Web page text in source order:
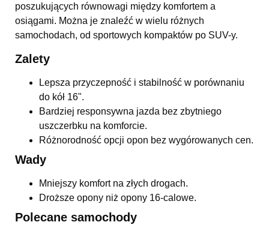
poszukujących równowagi między komfortem a
osiągami. Można je znaleźć w wielu różnych
samochodach, od sportowych kompaktów po SUV-y.
Zalety
Lepsza przyczepność i stabilność w porównaniu
do kół 16".
Bardziej responsywna jazda bez zbytniego
uszczerbku na komforcie.
Różnorodność opcji opon bez wygórowanych cen.
Wady
Mniejszy komfort na złych drogach.
Droższe opony niż opony 16-calowe.
Polecane samochody